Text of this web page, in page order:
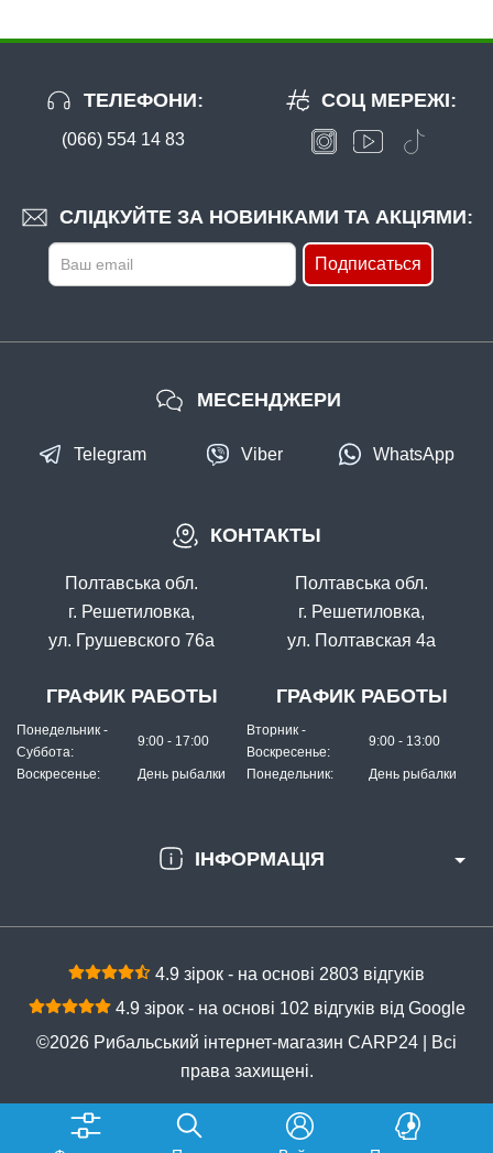
ТЕЛЕФОНИ:
(066) 554 14 83
СЛІДКУЙТЕ ЗА НОВИНКАМИ ТА АКЦІЯМИ:
Подписаться
СОЦ МЕРЕЖІ:
ІНФОРМАЦІЯ
КОНТАКТЫ
Полтавська обл.
г. Решетиловка,
ул. Грушевского 76а
ГРАФИК РАБОТЫ
Понедельник -
Суббота:
9:00 - 17:00
Воскресенье: День рыбалки
Полтавська обл.
г. Решетиловка,
ул. Полтавская 4а
ГРАФИК РАБОТЫ
Вторник -
Воскресенье:
9:00 - 13:00
Понедельник: День рыбалки
МЕСЕНДЖЕРИ
Telegram Viber WhatsApp
4.9 зірок - на основі 2803 відгуків
4.9 зірок - на основі 102 відгуків від Google
©2026 Рибальський інтернет-магазин CARP24 | Всі
права захищені.